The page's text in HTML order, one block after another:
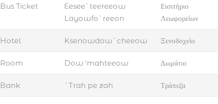
Bus Ticket
Eesee`teereeow
Layowfo`reeon
Εισιτήριο
Λεωφορείων
Hotel Ksenowdow`cheeow Ξενοδοχείο
Room Dow ‘mahteeow Δωμάτιο
Bank `Trah pe zah Τράπεζα